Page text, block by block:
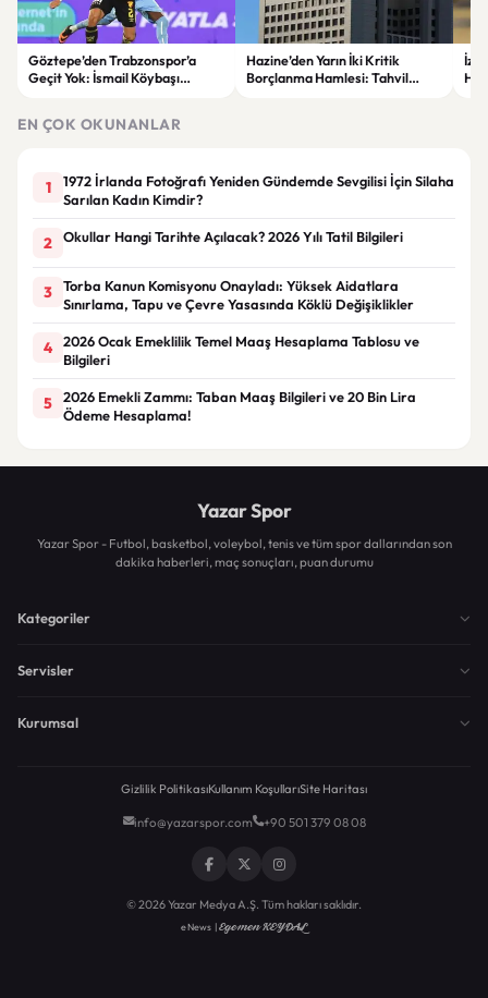
Göztepe’den Trabzonspor’a
Geçit Yok: İsmail Köybaşı
Hazine’den Yarın İki Kritik
Borçlanma Hamlesi: Tahvil
EN ÇOK OKUNANLAR
1
1972 İrlanda Fotoğrafı Yeniden Gündemde Sevgilisi İçin Silaha
Sarılan Kadın Kimdir?
2 Okullar Hangi Tarihte Açılacak? 2026 Yılı Tatil Bilgileri
3
Torba Kanun Komisyonu Onayladı: Yüksek Aidatlara
Sınırlama, Tapu ve Çevre Yasasında Köklü Değişiklikler
4
2026 Ocak Emeklilik Temel Maaş Hesaplama Tablosu ve
Bilgileri
5
2026 Emekli Zammı: Taban Maaş Bilgileri ve 20 Bin Lira
Ödeme Hesaplama!
Yazar Spor
Yazar Spor - Futbol, basketbol, voleybol, tenis ve tüm spor dallarından son
dakika haberleri, maç sonuçları, puan durumu
Kategoriler
Servisler
Kurumsal
Gizlilik PolitikasıKullanım KoşullarıSite Haritası
info@yazarspor.com +90 501 379 08 08
© 2026 Yazar Medya A.Ş. Tüm hakları saklıdır.
eNews |Egemen KEYDAL